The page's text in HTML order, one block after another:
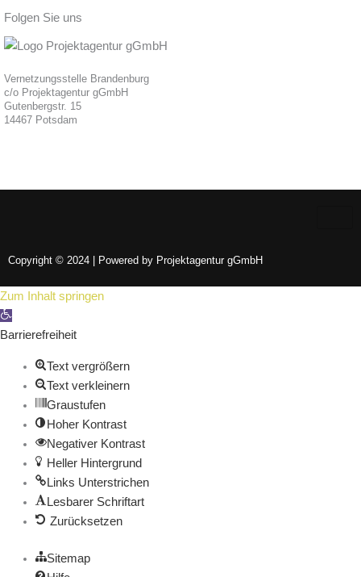
Folgen Sie uns
Vernetzungsstelle Brandenburg
c/o Projektagentur gGmbH
Gutenbergstr. 15
14467 Potsdam
Copyright © 2024 | Powered by Projektagentur gGmbH
Zum Inhalt springen
Werkzeugleiste öffnen
Barrierefreiheit
Text vergrößern
Text verkleinern
Graustufen
Hoher Kontrast
Negativer Kontrast
Heller Hintergrund
Links Unterstrichen
Lesbarer Schriftart
Zurücksetzen
Sitemap